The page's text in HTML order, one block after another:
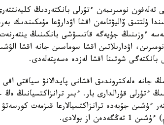
ۇلتتىق ۆاليۋتامەن اقشا اۋدارۋعا مۇمكىندىك
ءوزىنىڭ جۇيەگە قاتىسۋشى بانكىنىڭ
اۋدارىلاتىن اقشا سوماسىن جانە اقشا
شوتىنا اقشا لەزدە ەسەپتەلەدى.
جانە ەلەكتروندىق اقشانى پايدالانۋ سياقتى اقى
جۇيەدە ترانزاكتسيالارعا قىزمەت كورسەتۋ
از بولادى.